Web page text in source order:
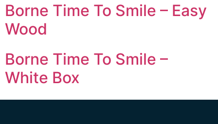
Borne Time To Smile – Easy
Wood
Borne Time To Smile –
White Box